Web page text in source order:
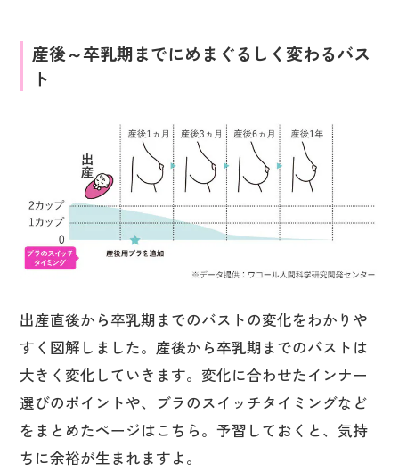
産後～卒乳期までにめまぐるしく変わるバス
ト
出産直後から卒乳期までのバストの変化をわかりや
すく図解しました。産後から卒乳期までのバストは
大きく変化していきます。変化に合わせたインナー
選びのポイントや、ブラのスイッチタイミングなど
をまとめたページはこちら。予習しておくと、気持
ちに余裕が生まれますよ。